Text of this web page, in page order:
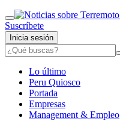
Suscríbete
Inicia sesión
Lo último
Peru Quiosco
Portada
Empresas
Management & Empleo